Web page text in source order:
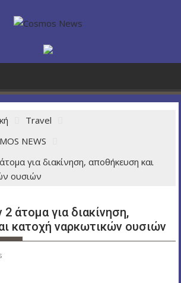
Travel
NEWS
για διακίνηση, αποθήκευση και
ουσιών
άτομα για διακίνηση,
κατοχή ναρκωτικών ουσιών